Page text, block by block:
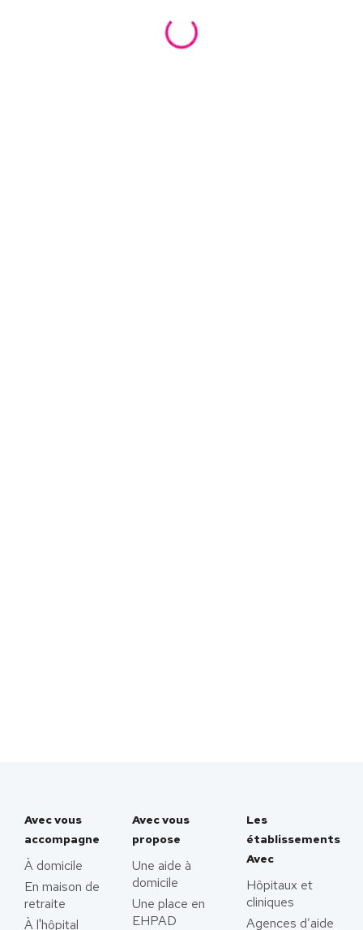
Avec vous
accompagne
À domicile
En maison de
retraite
À l'hôpital
Avec vous
propose
Une aide à
domicile
Une place en
EHPAD
Les
établissements
Avec
Hôpitaux et
cliniques
Agences d’aide